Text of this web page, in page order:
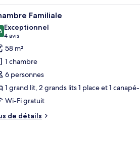
paysage urbain.
cuir marron, une table à manger et une
:
Une chambre
7 Familiale
sur 10
Exceptionnel
4 avis
(4 avis)
58 m²
1 chambre
6 personnes
1 grand lit, 2 grands lits 1 place et 1
Wi-Fi gratuit
de détails